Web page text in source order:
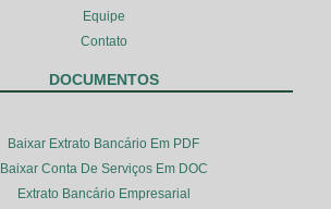
Equipe
Contato
DOCUMENTOS
Baixar Extrato Bancário Em PDF
Baixar Conta De Serviços Em DOC
Extrato Bancário Empresarial